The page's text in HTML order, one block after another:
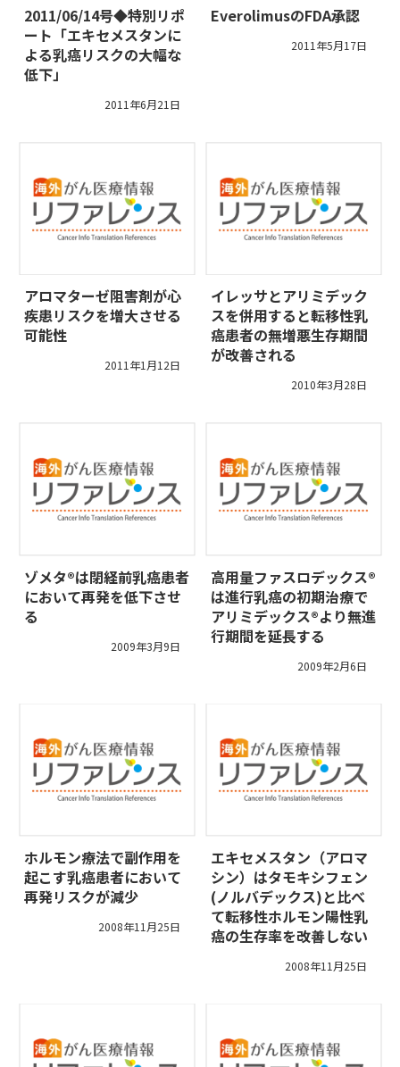
2011/06/14号◆特別リポ
ート「エキセメスタンに
よる乳癌リスクの大幅な
低下」
2011年6月21日
EverolimusのFDA承認
2011年5月17日
アロマターゼ阻害剤が心
疾患リスクを増大させる
可能性
2011年1月12日
イレッサとアリミデック
スを併用すると転移性乳
癌患者の無増悪生存期間
が改善される
2010年3月28日
ゾメタ®は閉経前乳癌患者
において再発を低下させ
る
2009年3月9日
高用量ファスロデックス®
は進行乳癌の初期治療で
アリミデックス®より無進
行期間を延長する
2009年2月6日
ホルモン療法で副作用を
起こす乳癌患者において
再発リスクが減少
2008年11月25日
エキセメスタン（アロマ
シン）はタモキシフェン
(ノルバデックス)と比べ
て転移性ホルモン陽性乳
癌の生存率を改善しない
2008年11月25日